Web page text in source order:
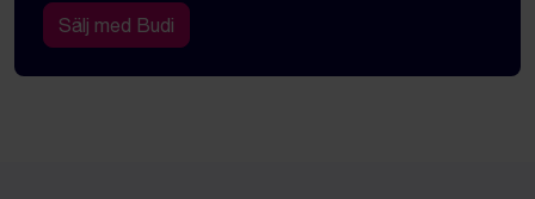
Sälj med Budi